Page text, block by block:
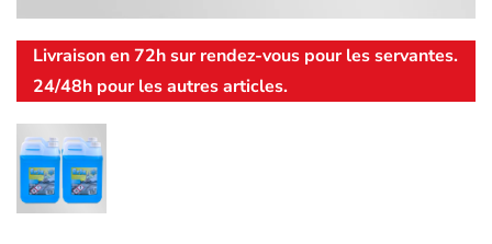
Livraison en 72h sur rendez-vous pour les servantes.
24/48h pour les autres articles.